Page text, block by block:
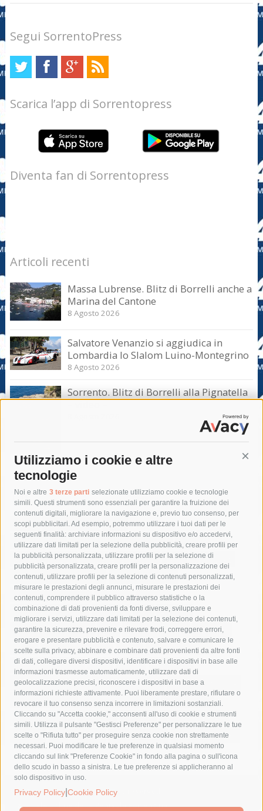
Utilizziamo i cookie e altre
tecnologie
Noi e altre 3 terze parti selezionate utilizziamo cookie e tecnologie
simili. Questi strumenti sono essenziali per garantire la fruizione dei
contenuti digitali, migliorare la navigazione e, previo tuo consenso, per
scopi pubblicitari. Ad esempio, potremmo utilizzare i tuoi dati per le
seguenti finalità: archiviare informazioni su dispositivo e/o accedervi,
utilizzare dati limitati per la selezione della pubblicità, creare profili per
la pubblicità personalizzata, utilizzare profili per la selezione di
pubblicità personalizzata, creare profili per la personalizzazione dei
contenuti, utilizzare profili per la selezione di contenuti personalizzati,
misurare le prestazioni degli annunci, misurare le prestazioni dei
contenuti, comprendere il pubblico attraverso statistiche o la
combinazione di dati provenienti da fonti diverse, sviluppare e
migliorare i servizi, utilizzare dati limitati per la selezione dei contenuti,
garantire la sicurezza, prevenire e rilevare frodi, correggere errori,
erogare e presentare pubblicità e contenuto, salvare e comunicare le
scelte sulla privacy, abbinare e combinare dati provenienti da altre fonti
di dati, collegare diversi dispositivi, identificare i dispositivi in base alle
informazioni trasmesse automaticamente, utilizzare dati di
geolocalizzazione precisi, riconoscere i dispositivi in base a
informazioni richieste attivamente. Puoi liberamente prestare, rifiutare o
revocare il tuo consenso senza incorrere in limitazioni sostanziali.
Cliccando su "Accetta cookie," acconsenti all'uso di cookie e strumenti
simili. Utilizza il pulsante "Gestisci Preferenze" per personalizzare le tue
scelte o "Rifiuta tutto" per proseguire senza cookie non strettamente
necessari. Puoi modificare le tue preferenze in qualsiasi momento
cliccando sul link "Preferenze Cookie" in fondo alla pagina o sull'icona
dello scudo in basso a sinistra. Le tue preferenze si applicheranno al
solo dispositivo in uso.
Privacy Policy Cookie Policy
Segui SorrentoPress
Scarica l’app di Sorrentopress
Diventa fan di Sorrentopress
Articoli recenti
Massa Lubrense. Blitz di Borrelli anche a
Marina del Cantone
8 Agosto 2026
Salvatore Venanzio si aggiudica in
Lombardia lo Slalom Luino-Montegrino
8 Agosto 2026
Sorrento. Blitz di Borrelli alla Pignatella
– video –
Tag
acqua allerta meteo
anas
area marina protetta di punta campanella
arresto
Asl Napoli 3 sud
capitaneria di porto capri
carabinieri
castellammare di stabia
circumvesuviana
comune di sorrento
concerto
contagi
costiera amalfitana
covid-19 eav
elezioni
fondazione sorrento
gori guardia costiera
incidente
lavori
lorenzo balducelli mare
massa lubrense
massimo coppola
Meta napoli
ordinanza
penisola sorrentina
piano di sorrento
polizia municipale
protezione civile
Regione Campania
sant'agnello
sindaco cuomo
sorrento studenti temporali
treni
turismo
Vico Equense villa fiorentino vincenzo de luca
© 2015 SorrentoPress. All rights reserved.
Il giornale online della Penisola Sorrentina